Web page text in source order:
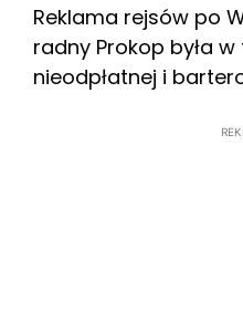
Reklama rejsów po
radny Prokop była
nieodpłatnej i